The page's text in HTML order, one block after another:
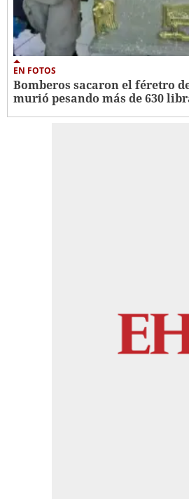
EN FOTOS
Bomberos sacaron el féretro
murió pesando más de 630